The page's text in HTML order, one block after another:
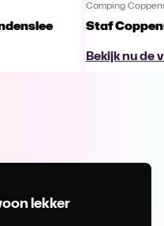
Camping
Staf
Bekijk nu de
lekker